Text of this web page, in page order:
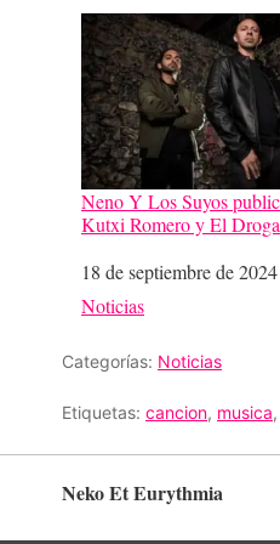
Neno Y Los Suyos
Kutxi Romero y El
Fecha
18 de septiembre de 2024
Respecto a
Noticias
Categorías: Noticias
Etiquetas: cancion, musica,
Neko Et Eurythmia